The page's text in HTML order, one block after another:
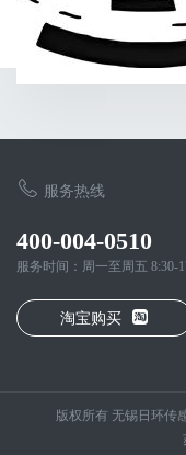
服务热线
400-004-0510
服务时间：周一至周五 8:30-
淘宝购买
版权所有 无锡日环传